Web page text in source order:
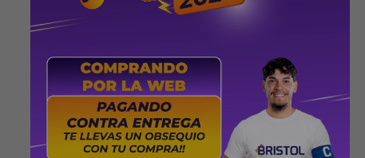
PRODUCTOS QUE TE PUEDEN INTERESAR